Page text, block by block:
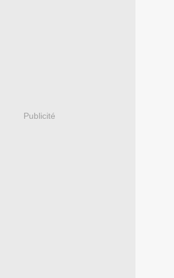
Publicité